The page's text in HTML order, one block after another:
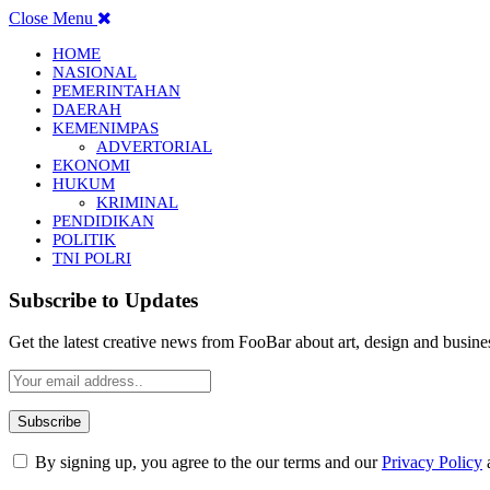
Close Menu
HOME
NASIONAL
PEMERINTAHAN
DAERAH
KEMENIMPAS
ADVERTORIAL
EKONOMI
HUKUM
KRIMINAL
PENDIDIKAN
POLITIK
TNI POLRI
Subscribe to Updates
Get the latest creative news from FooBar about art, design and
By signing up, you agree to the our terms and ourPrivacy Policy